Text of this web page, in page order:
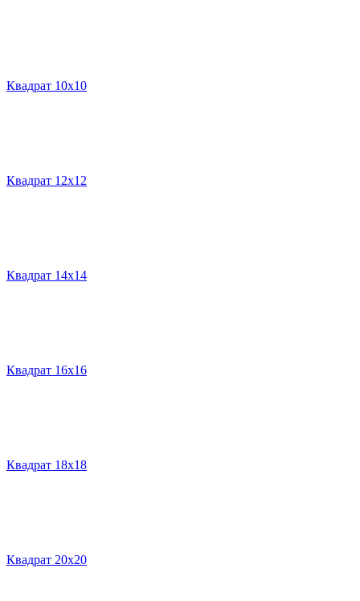
Квадрат 10х10
Квадрат 12х12
Квадрат 14х14
Квадрат 16х16
Квадрат 18х18
Квадрат 20х20